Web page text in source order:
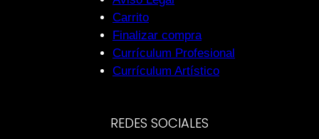
Carrito
Finalizar compra
Currículum Profesional
Currículum Artístico
REDES SOCIALES